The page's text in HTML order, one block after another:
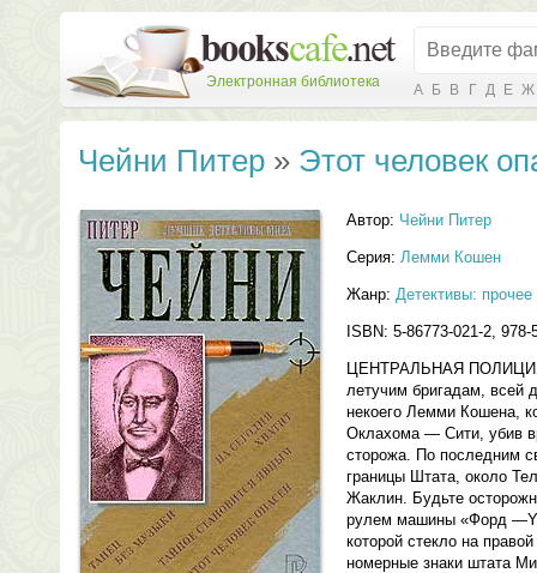
Электронная библиотека А Б В Г Д Е Ж
Чейни Питер » Этот человек
Автор: Чейни Питер
Серия: Лемми Кошен
Жанр: Детективы: прочее
ISBN: 5-86773-021-2, 978-
ЦЕНТРАЛЬНАЯ
летучим бригадам,
некоего Лемми Кошена,
Оклахома — Сити, убив
сторожа. По последним
границы Штата, около
Жаклин. Будьте
рулем машины «Форд
которой стекло на
номерные знаки штата